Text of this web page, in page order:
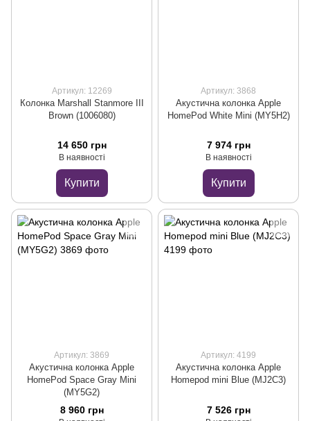
Артикул: 12269
Колонка Marshall Stanmore III
Brown (1006080)
14 650 грн
В наявності
Купити
Артикул: 3868
Акустична колонка Apple
HomePod White Mini (MY5H2)
7 974 грн
В наявності
Купити
Артикул: 3869
Акустична колонка Apple
HomePod Space Gray Mini
(MY5G2)
8 960 грн
Артикул: 4199
Акустична колонка Apple
Homepod mini Blue (MJ2C3)
7 526 грн